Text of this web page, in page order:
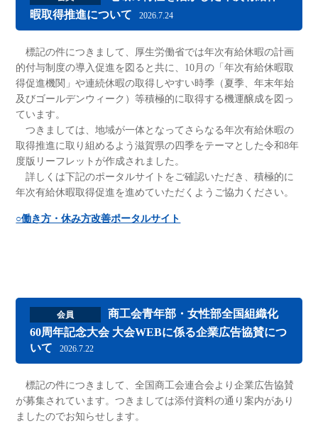
暇取得推進について
2026.7.24
標記の件につきまして、厚生労働省では年次有給休暇の計画
的付与制度の導入促進を図ると共に、10月の「年次有給休暇取
得促進機関」や連続休暇の取得しやすい時季（夏季、年末年始
及びゴールデンウィーク）等積極的に取得する機運醸成を図っ
ています。
つきましては、地域が一体となってさらなる年次有給休暇の
取得推進に取り組めるよう滋賀県の四季をテーマとした令和8年
度版リーフレットが作成されました。
詳しくは下記のポータルサイトをご確認いただき、積極的に
年次有給休暇取得促進を進めていただくようご協力ください。
○働き方・休み方改善ポータルサイト
会員
商工会青年部・女性部全国組織化
60周年記念大会 大会WEBに係る企業広告協賛につ
いて
2026.7.22
標記の件につきまして、全国商工会連合会より企業広告協賛
が募集されています。つきましては添付資料の通り案内があり
ましたのでお知らせします。